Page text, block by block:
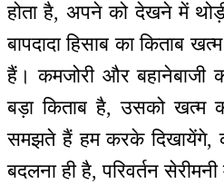
होता है, अपने को देखने में
बापदादा हिसाब का किताब
हैं। कमजोरी और बहानेबाजी
बड़ा किताब है, उसको खत्म
समझते हैं हम करके दिखायेंगे,
बदलना ही है, परिवर्तन